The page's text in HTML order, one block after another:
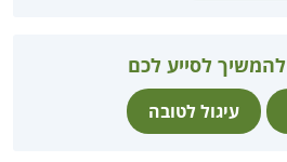
להמשיך לסייע לכם
עיגול לטובה